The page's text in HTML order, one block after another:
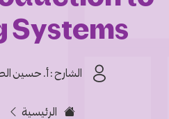
Systems
الشارح :أ. حسين
الرئيسية